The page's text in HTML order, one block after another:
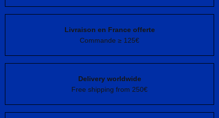
Livraison en France offerte
Commande ≥ 125€
Delivery worldwide
Free shipping from 250€